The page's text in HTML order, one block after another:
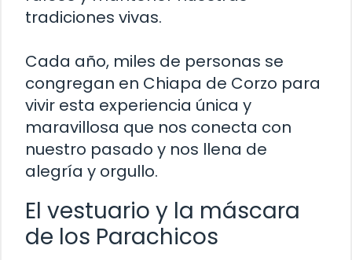
tradiciones vivas.
Cada año, miles de personas se
congregan en Chiapa de Corzo para
vivir esta experiencia única y
maravillosa que nos conecta con
nuestro pasado y nos llena de
alegría y orgullo.
El vestuario y la máscara
de los Parachicos